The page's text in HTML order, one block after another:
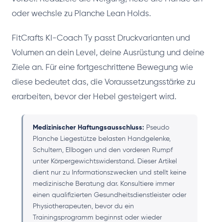
oder wechsle zu Planche Lean Holds.
FitCrafts KI-Coach Ty passt Druckvarianten und
Volumen an dein Level, deine Ausrüstung und deine
Ziele an. Für eine fortgeschrittene Bewegung wie
diese bedeutet das, die Voraussetzungsstärke zu
erarbeiten, bevor der Hebel gesteigert wird.
Medizinischer Haftungsausschluss: Pseudo
Planche Liegestütze belasten Handgelenke,
Schultern, Ellbogen und den vorderen Rumpf
unter Körpergewichtswiderstand. Dieser Artikel
dient nur zu Informationszwecken und stellt keine
medizinische Beratung dar. Konsultiere immer
einen qualifizierten Gesundheitsdienstleister oder
Physiotherapeuten, bevor du ein
Trainingsprogramm beginnst oder wieder